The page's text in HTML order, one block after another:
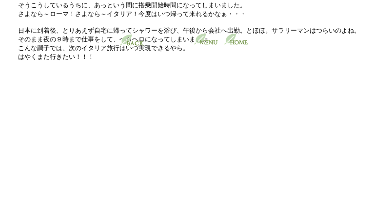
そうこうしているうちに、あっという間に搭乗開始時間になってしまいました。
さよなら～ローマ！さよなら～イタリア！今度はいつ帰って来れるかなぁ・・・
日本に到着後、とりあえず自宅に帰ってシャワーを浴び、午後から会社へ出勤。とほほ。サラリーマンはつらいのよね。
そのまま夜の９時まで仕事をして、ヘロヘロになってしまいました。
こんな調子では、次のイタリア旅行はいつ実現できるやら。
はやくまた行きたい！！！